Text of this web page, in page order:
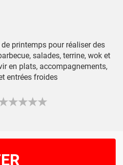
printemps pour réaliser des
salades, terrine, wok et
en plats, accompagnements,
entrées froides